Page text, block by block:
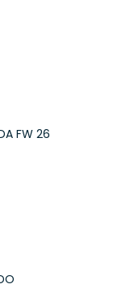
FW 26